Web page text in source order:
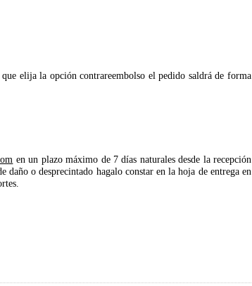
elija la opción contrareembolso el pedido saldrá de forma
en un plazo máximo de 7 días naturales desde la recepción
o desprecintado hagalo constar en la hoja de entrega en